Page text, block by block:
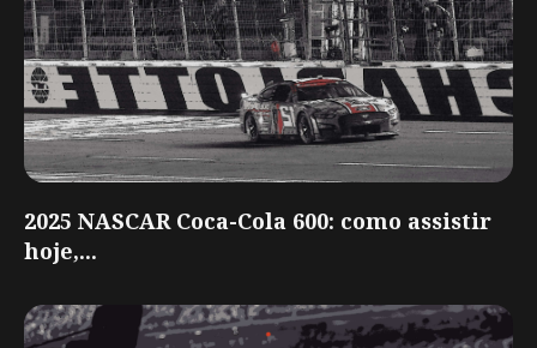
2025 NASCAR Coca-Cola 600: como assistir
hoje,...